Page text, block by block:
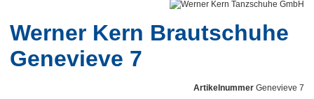
Werner Kern Brautschuhe
Genevieve 7
Artikelnummer Genevieve 7